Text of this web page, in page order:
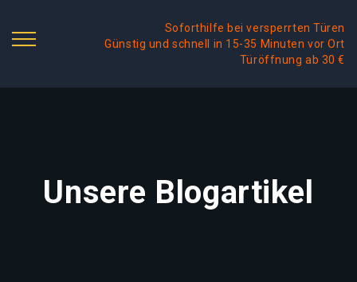
Soforthilfe bei versperrten Türen
Günstig und schnell in 15-35 Minuten vor Ort
Türöffnung ab 30 €
Unsere Blogartikel